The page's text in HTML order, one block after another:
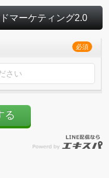
マーケティング2.0
必須